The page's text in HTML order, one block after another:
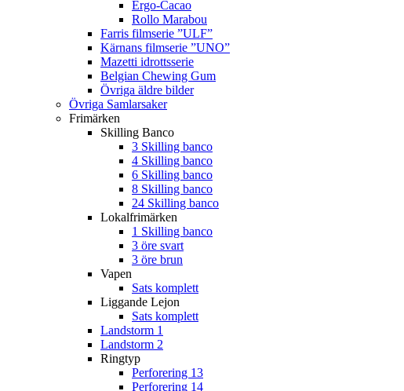
Ergo-Cacao
Rollo Marabou
Farris filmserie ”ULF”
Kärnans filmserie ”UNO”
Mazetti idrottsserie
Belgian Chewing Gum
Övriga äldre bilder
Övriga Samlarsaker
Frimärken
Skilling Banco
3 Skilling banco
4 Skilling banco
6 Skilling banco
8 Skilling banco
24 Skilling banco
Lokalfrimärken
1 Skilling banco
3 öre svart
3 öre brun
Vapen
Sats komplett
Liggande Lejon
Sats komplett
Landstorm 1
Landstorm 2
Ringtyp
Perforering 13
Perforering 14